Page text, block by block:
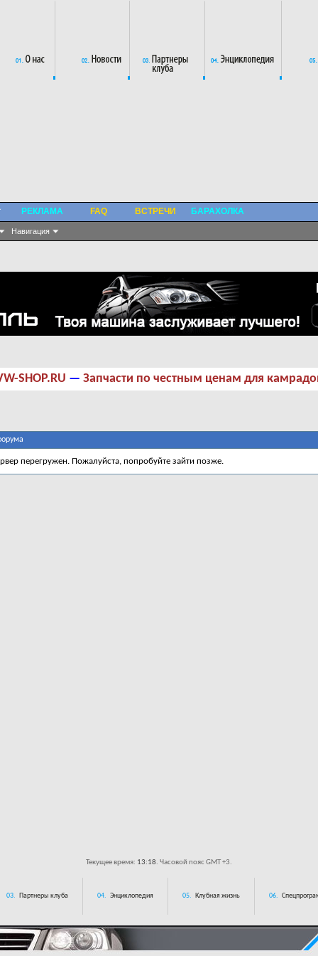
Навигация
РЕКЛАМА FAQ ВСТРЕЧИ БАРАХОЛКА
SHOP.RU — Запчасти по честным ценам для
перегружен. Пожалуйста, попробуйте зайти позже.
Текущее время: 13:18. Часовой пояс GMT +3.
03. Партнеры клуба 04. Энциклопедия 05. Клубная жизнь 06.